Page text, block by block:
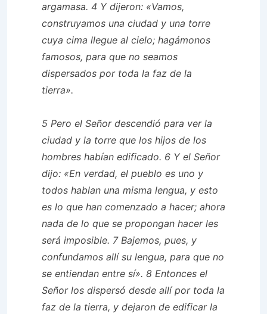
argamasa. 4 Y dijeron: «Vamos,
construyamos una ciudad y una torre
cuya cima llegue al cielo; hagámonos
famosos, para que no seamos
dispersados ​​por toda la faz de la
tierra».
5 Pero el Señor descendió para ver la
ciudad y la torre que los hijos de los
hombres habían edificado. 6 Y el Señor
dijo: «En verdad, el pueblo es uno y
todos hablan una misma lengua, y esto
es lo que han comenzado a hacer; ahora
nada de lo que se propongan hacer les
será imposible. 7 Bajemos, pues, y
confundamos allí su lengua, para que no
se entiendan entre sí». 8 Entonces el
Señor los dispersó desde allí por toda la
faz de la tierra, y dejaron de edificar la